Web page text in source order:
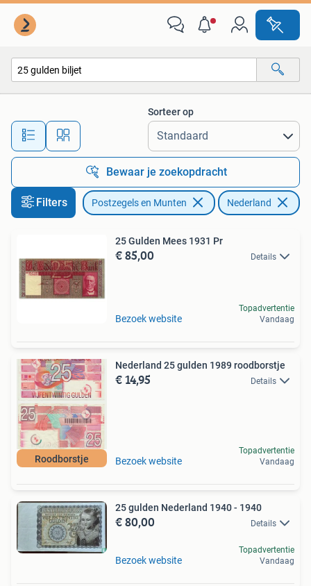
Alle afstanden…
Sorteer op
Bewaar je zoekopdracht
Filters Postzegels en Munten Nederland
25 Gulden Mees 1931 Pr
€ 85,00 Details
Bezoek website
Topadvertentie
Vandaag
Roodborstje
Nederland 25 gulden 1989 roodborstje
€ 14,95 Details
Bezoek website
Topadvertentie
Vandaag
25 gulden Nederland 1940 - 1940
€ 80,00 Details
Bezoek website
Topadvertentie
Vandaag